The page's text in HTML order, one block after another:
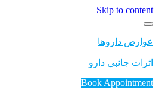
Skip to content
عوارض داروها
اثرات جانبی دارو
Book Appointment